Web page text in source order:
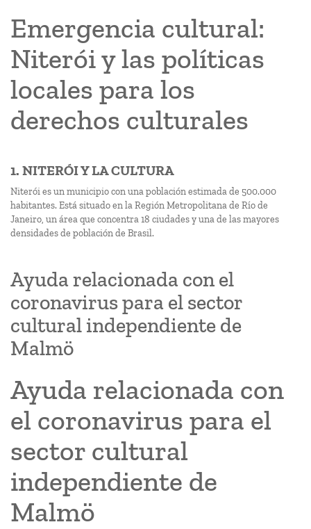
Emergencia cultural:
Niterói y las políticas
locales para los
derechos culturales
1. NITERÓI Y LA CULTURA
Niterói es un municipio con una población estimada de 500.000
habitantes. Está situado en la Región Metropolitana de Río de
Janeiro, un área que concentra 18 ciudades y una de las mayores
densidades de población de Brasil.
Ayuda relacionada con el
coronavirus para el sector
cultural independiente de
Malmö
Ayuda relacionada con
el coronavirus para el
sector cultural
independiente de
Malmö